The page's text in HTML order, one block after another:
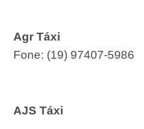
Agr Táxi
Fone: (19) 97407-5986
AJS Táxi